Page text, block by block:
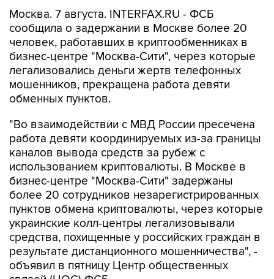
Москва. 7 августа. INTERFAX.RU - ФСБ
сообщила о задержании в Москве более 20
человек, работавших в криптообменниках в
бизнес-центре "Москва-Сити", через которые
легализовались деньги жертв телефонных
мошенников, прекращена работа девяти
обменных пунктов.
"Во взаимодействии с МВД России пресечена
работа девяти координируемых из-за границы
каналов вывода средств за рубеж с
использованием криптовалюты. В Москве в
бизнес-центре "Москва-Сити" задержаны
более 20 сотрудников незарегистрированных
пунктов обмена криптовалюты, через которые
украинские колл-центры легализовывали
средства, похищенные у российских граждан в
результате дистанционного мошенничества", -
объявил в пятницу Центр общественных